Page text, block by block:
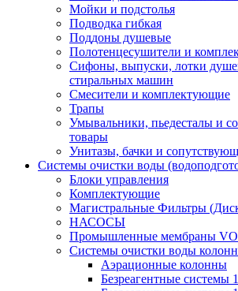
Мойки и подстолья
Подводка гибкая
Поддоны душевые
Полотенцесушители и
Сифоны, выпуски, лотки
стиральных машин
Смесители и комплектующие
Трапы
Умывальники, пьедесталы и
товары
Унитазы, бачки и
Системы очистки воды
Блоки управления
Комплектующие
Магистральные Фильтры
НАСОСЫ
Промышленные мембраны
Системы очистки воды
Аэрационные колонны
Безреагентные системы